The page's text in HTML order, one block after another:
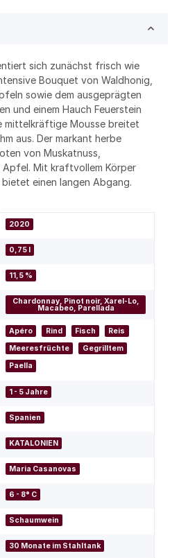
sich zunächst frisch wie
Bouquet von Waldhonig,
sowie dem ausgeprägten
und einem Hauch Feuerstein
mittelkräftige Mousse breitet
aus. Der markant herbe
von Muskatnuss,
Mit kraftvollem Körper
einen langen Abgang.
2020
0,75 l
11,5 %
Chardonnay, Pinot noir, Xarel-Lo,
Macabeo, Parellada
Apéro Rind Fisch
Reis
Meeresfrüchte
Gegrilltem
Paella
1 - 5 Jahre
Spanien
KATALONIEN
Maria Casanovas
6 - 8° C
Schaumwein
30 Monate im Stahltank